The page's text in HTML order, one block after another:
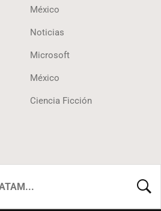
México
Noticias
Microsoft
México
Ciencia Ficción